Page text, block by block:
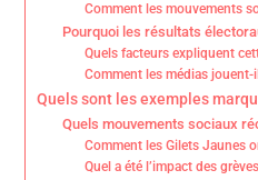
Comment les mouvements
Pourquoi les résultats
Quels facteurs expliquent
Comment les médias
Quels sont les exemples
Quels mouvements sociaux
Comment les Gilets Jaunes
Quel a été l’impact des